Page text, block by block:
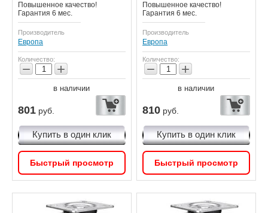
Повышенное качество!
Гарантия 6 мес.
Производитель
Европа
Количество:
− +
в наличии
801 руб.
Купить в один клик
Быстрый просмотр
Повышенное качество!
Гарантия 6 мес.
Производитель
Европа
Количество:
− +
в наличии
810 руб.
Купить в один клик
Быстрый просмотр